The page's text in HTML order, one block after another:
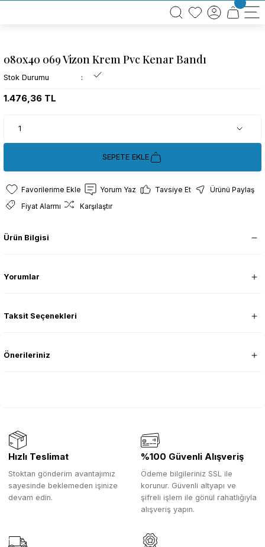
BÜTÜN ALIŞVERİŞLERİNİZDE KARGO BEDAVA!
TÜRKİYE GENELİNDE 10.000 MÜŞTERİ REFERANSI
080x40 069 Vizon Krem Pvc Kenar Bandı
Stok Durumu
1.476,36 TL
SEPETE EKLE
Yorum Yaz Tavsiye Et
Ürünü Paylaş
Fiyat Alarmı
Karşılaştır
Ürün Bilgisi
Yorumlar
Taksit Seçenekleri
Önerileriniz
Hızlı Teslimat
Stoktan gönderim avantajımız
sayesinde beklemeden işinize
devam edin.
%100 Güvenli Alışveriş
Ödeme bilgileriniz SSL ile
korunur. Güvenli altyapı ve
şifreli işlem ile gönül rahatlığıyla
alışveriş yapın.